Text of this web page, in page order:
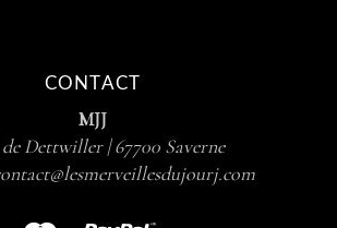
CONTACT
MJJ
de Dettwiller | 67700 Saverne